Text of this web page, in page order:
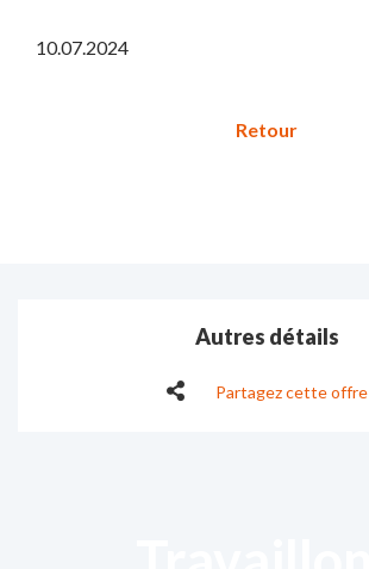
10.07.2024
Autres détails
Partagez cette offre